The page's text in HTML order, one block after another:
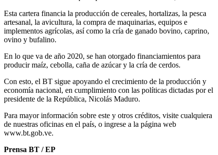
Esta cartera financia la producción de cereales, hortalizas, la pesca
artesanal, la avicultura, la compra de maquinarias, equipos e
implementos agrícolas, así como la cría de ganado bovino, caprino,
ovino y bufalino.
En lo que va de año 2020, se han otorgado financiamientos para
producir maíz, cebolla, caña de azúcar y la cría de cerdos.
Con esto, el BT sigue apoyando el crecimiento de la producción y
economía nacional, en cumplimiento con las políticas dictadas por el
presidente de la República, Nicolás Maduro.
Para mayor información sobre este y otros créditos, visite cualquiera
de nuestras oficinas en el país, o ingrese a la página web
www.bt.gob.ve.
Prensa BT / EP